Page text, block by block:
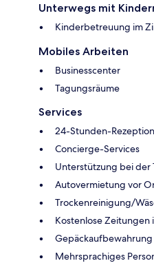
Unterwegs mit
Kinderbetreuung im
Mobiles Arbeiten
Businesscenter
Tagungsräume
Services
24-Stunden-Rezeption
Concierge-Services
Unterstützung bei
Autovermietung vor
Trockenreinigung/
Kostenlose Zeitungen
Gepäckaufbewahrung
Mehrsprachiges